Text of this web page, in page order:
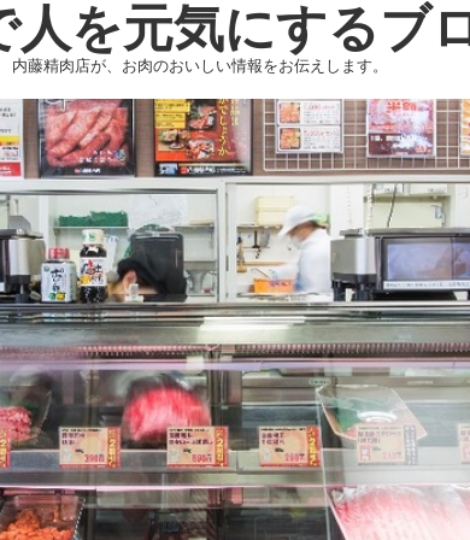
人を元気にするブ
内藤精肉店が、お肉のおいしい情報をお伝えします。